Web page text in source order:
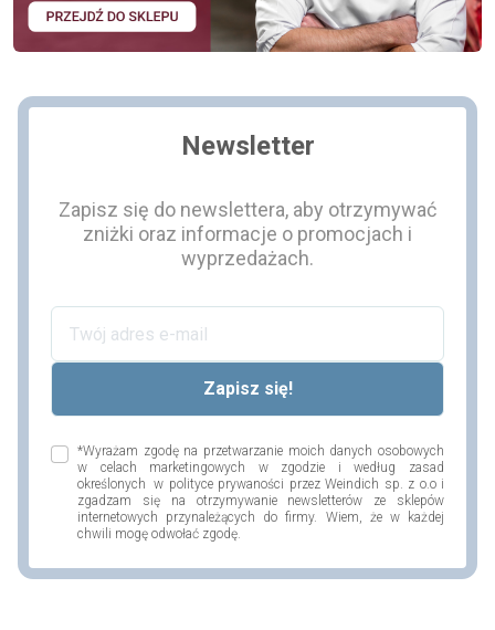
Newsletter
Zapisz się do newslettera, aby otrzymywać
zniżki oraz informacje o promocjach i
wyprzedażach.
*Wyrażam zgodę na przetwarzanie moich danych osobowych
w celach marketingowych w zgodzie i według zasad
określonych w polityce prywaności przez Weindich sp. z o.o i
zgadzam się na otrzymywanie newsletterów ze sklepów
internetowych przynależących do firmy. Wiem, że w każdej
chwili mogę odwołać zgodę.